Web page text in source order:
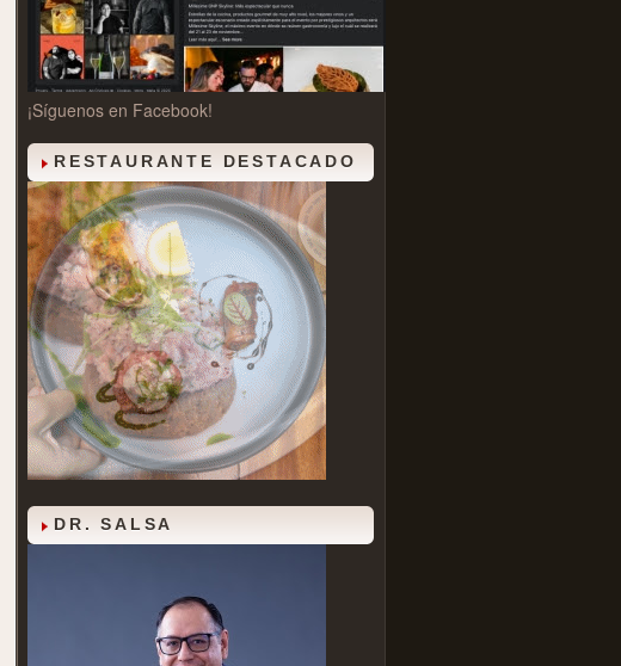
¡Síguenos en Facebook!
RESTAURANTE DESTACADO
DR. SALSA